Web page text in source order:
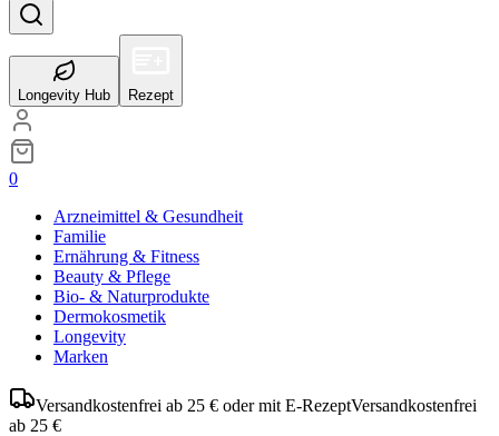
Longevity Hub Rezept
0
Arzneimittel & Gesundheit
Familie
Ernährung & Fitness
Beauty & Pflege
Bio- & Naturprodukte
Dermokosmetik
Longevity
Marken
Versandkostenfrei ab 25 € oder mit E-RezeptVersandkostenfrei
ab 25 €